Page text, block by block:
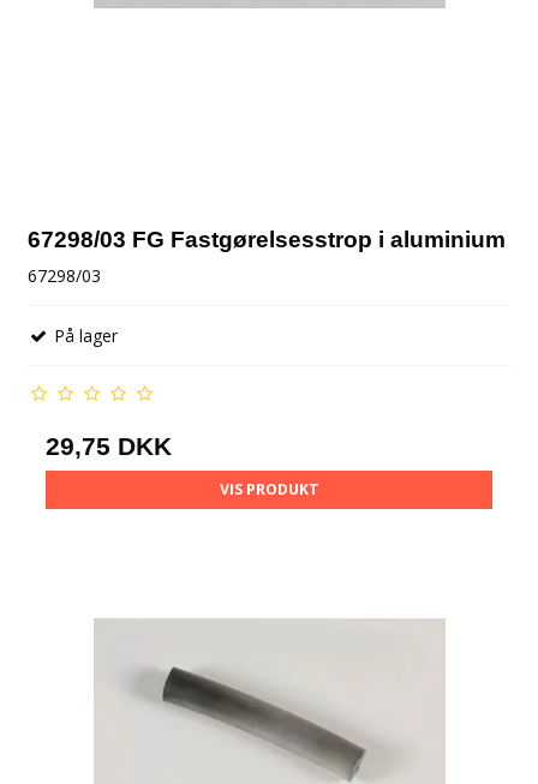
67298/03 FG Fastgørelsesstrop i aluminium
67298/03
På lager
29,75 DKK
VIS PRODUKT